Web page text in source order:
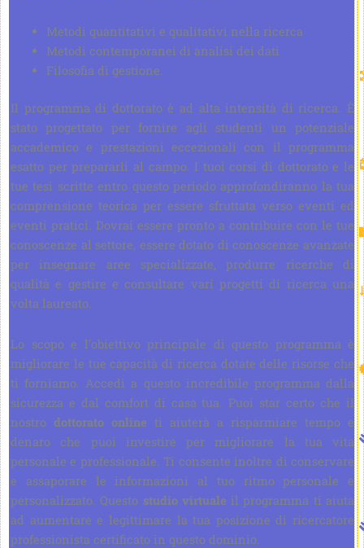
Metodi quantitativi e qualitativi nella ricerca
Metodi contemporanei di analisi dei dati
Filosofia di gestione.
Il programma di dottorato è ad alta intensità di ricerca. È
stato progettato per fornire agli studenti un potenziale
accademico e prestazioni eccezionali con il programma
esatto per prepararli al campo. I tuoi corsi di dottorato e le
tue tesi scritte entro questo periodo approfondiranno la tua
comprensione teorica per essere sfruttata verso eventi ed
eventi pratici. Dovrai essere pronto a contribuire con le tue
conoscenze al settore, essere dotato di conoscenze avanzate
per insegnare aree specializzate, produrre ricerche di
qualità e gestire e consultare vari progetti di ricerca una
volta laureato.
Lo scopo e l'obiettivo principale di questo programma è
migliorare le tue capacità di ricerca dotate delle risorse che
ti forniamo. Accedi a questo incredibile programma dalla
sicurezza e dal comfort di casa tua. Puoi star certo che il
nostro dottorato online ti aiuterà a risparmiare tempo e
denaro che puoi investire per migliorare la tua vita
personale e professionale. Ti consente inoltre di conservare
e assaporare le informazioni al tuo ritmo personale e
personalizzato. Questo studio virtuale il programma ti aiuta
ad aumentare e legittimare la tua posizione di ricercatore
professionista certificato in questo dominio.